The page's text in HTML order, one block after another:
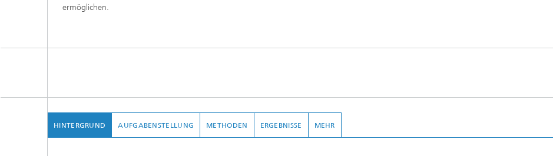
ermöglichen.
HINTERGRUND AUFGABENSTELLUNG METHODEN ERGEBNISSE MEHR